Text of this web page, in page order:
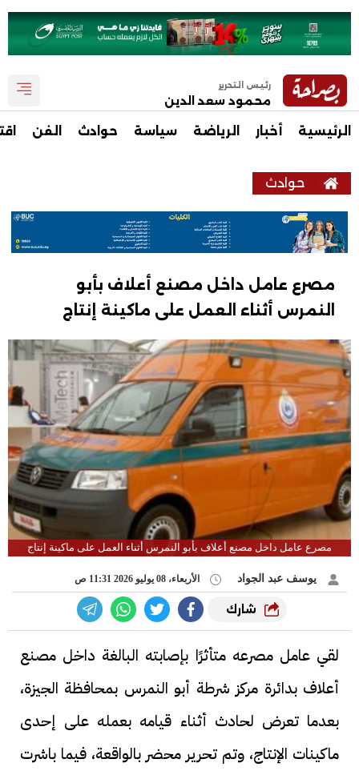
رئيس التحرير
محمود سعد الدين
الرئيسية أخبار الرياضة سياسة حوادث الفن
حوادث
مصرع عامل داخل مصنع أعلاف بأبو
النمرس أثناء العمل على ماكينة إنتاج
مصرع عامل داخل مصنع أعلاف بأبو النمرس أثناء العمل على ماكينة إنتاج
يوسف عبد الجواد الأربعاء، 08 يوليو 2026 11:31 ص
شارك
لقي عامل مصرعه متأثرًا بإصابته البالغة داخل مصنع
أعلاف بدائرة مركز شرطة أبو النمرس بمحافظة الجيزة،
بعدما تعرض لحادث أثناء قيامه بعمله على إحدى
ماكينات الإنتاج، وتم تحرير محضر بالواقعة، فيما باشرت